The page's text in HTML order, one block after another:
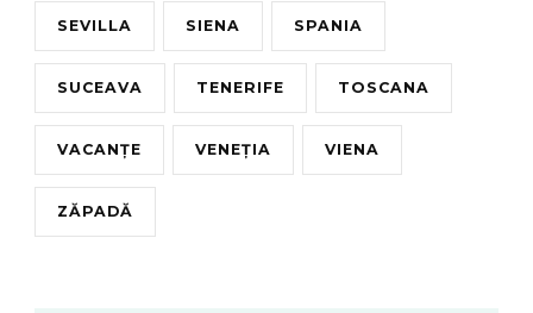
SEVILLA SIENA SPANIA
SUCEAVA TENERIFE TOSCANA
VACANȚE VENEȚIA VIENA
ZĂPADĂ